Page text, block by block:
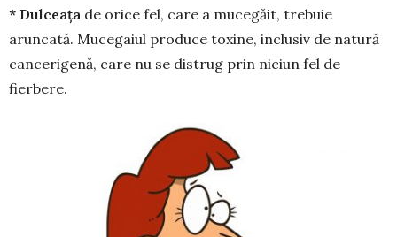
* Dulceața de orice fel, care a mucegăit, trebuie
aruncată. Mucegaiul pro­duce toxine, inclusiv de natură
cancerigenă, care nu se distrug prin niciun fel de
fierbere.